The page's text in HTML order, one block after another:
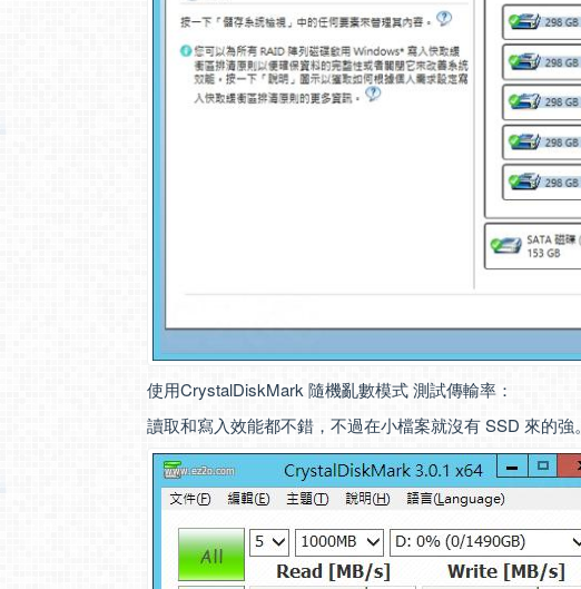
使用CrystalDiskMark 隨機亂數模式 測試傳輸率：
讀取和寫入效能都不錯，不過在小檔案就沒有 SSD 來的強。